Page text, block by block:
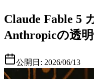
Claude Fable 5
Anthropicの透明
公開日: 2026/06/13